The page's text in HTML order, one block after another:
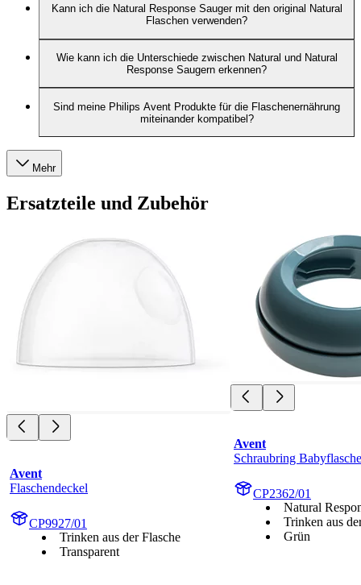
Kann ich die Natural Response Sauger mit den original Natural
Flaschen verwenden?
Wie kann ich die Unterschiede zwischen Natural und Natural
Response Saugern erkennen?
Sind meine Philips Avent Produkte für die Flaschenernährung
miteinander kompatibel?
Mehr
Ersatzteile und Zubehör
Avent
Flaschendeckel
CP9927/01
Trinken aus der Flasche
Transparent
Avent
Schraubring Babyflasche
CP2362/01
Natural
Trinken aus
Grün